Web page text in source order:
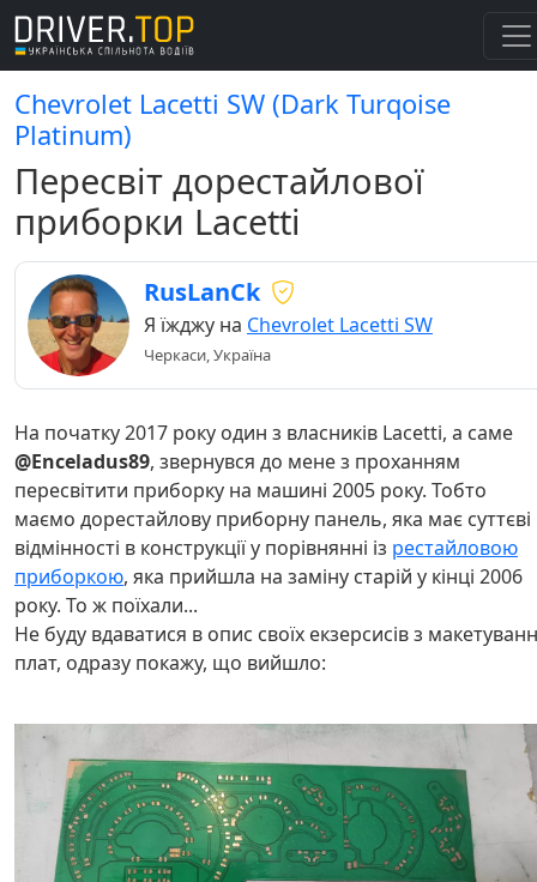
Chevrolet Lacetti SW (Dark Turqoise
Platinum)
Пересвіт дорестайлової
приборки Lacetti
RusLanCk
Я їжджу на Chevrolet Lacetti SW
Черкаси, Україна
На початку 2017 року один з власників Lacetti, а саме
@Enceladus89, звернувся до мене з проханням
пересвітити приборку на машині 2005 року. Тобто
маємо дорестайлову приборну панель, яка має суттєві
відмінності в конструкції у порівнянні із рестайловою
приборкою, яка прийшла на заміну старій у кінці 2006
року. То ж поїхали...
Не буду вдаватися в опис своїх екзерсисів з
плат, одразу покажу, що вийшло: